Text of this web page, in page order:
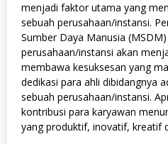
menjadi faktor utama yang
sebuah perusahaan/instansi.
Sumber Daya Manusia
perusahaan/instansi akan
membawa kesuksesan yang
dedikasi para ahli dibidangnya
sebuah perusahaan/instansi.
kontribusi para karyawan
yang produktif, inovatif, kreatif